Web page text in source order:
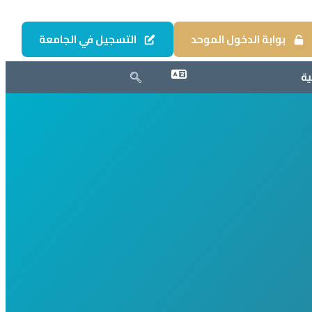
بوابة الدخول الموحد التسجيل في الجامعة